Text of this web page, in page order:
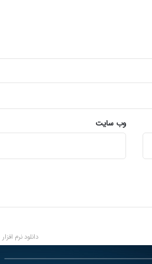
ف
ا
م
ق
ا
ل
د
وب‌ سایت
دانلود نرم افزار